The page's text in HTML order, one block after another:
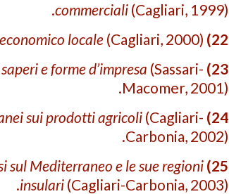
commerciali (Cagliari, 1999).
22)
locale (Cagliari, 2000).
23)
e forme d’impresa (Sassari-
Macomer, 2001).
24)
sui prodotti agricoli (Cagliari-
Carbonia, 2002).
25)
sul Mediterraneo e le sue regioni
insulari (Cagliari-Carbonia, 2003).